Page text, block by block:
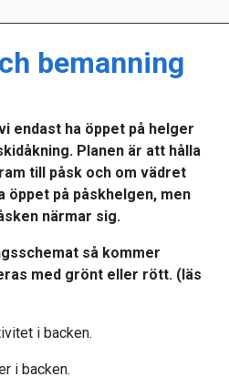
bemanning
endast ha öppet på helger
Planen är att hålla
till påsk och om vädret
öppet på påskhelgen, men
närmar sig.
så kommer
med grönt eller rött. (läs
i backen.
i backen.